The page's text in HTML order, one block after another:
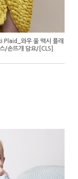
와우 울 맥시 플래
/손뜨개 담요/[CLS]